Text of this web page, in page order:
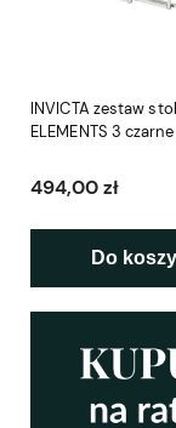
INVICTA zestaw
ELEMENTS 3
494,00 zł
Do